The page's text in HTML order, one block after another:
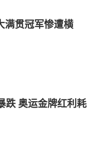
满贯冠军惨遭横
跌 奥运金牌红利耗